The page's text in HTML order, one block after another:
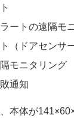
ートの遠隔モ
（ドアセンサ
モニタリング
通知
本体が